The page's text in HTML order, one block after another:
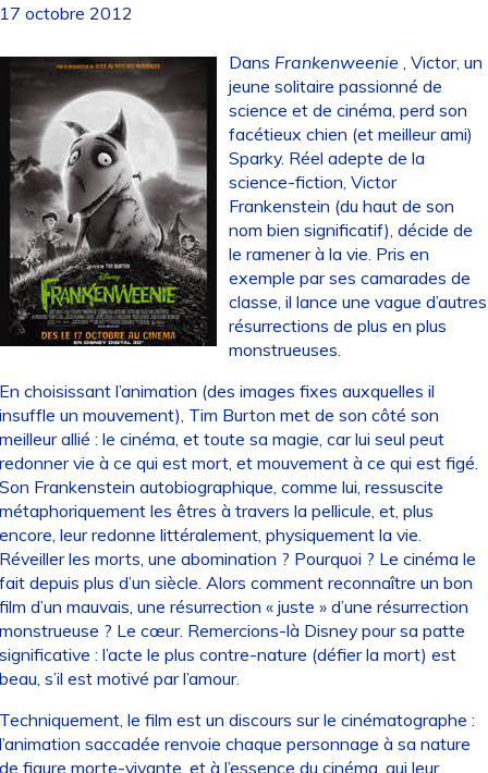
octobre 2012
Dans Frankenweenie , Victor, un
jeune solitaire passionné de
science et de cinéma, perd son
facétieux chien (et meilleur ami)
Sparky. Réel adepte de la
science-fiction, Victor
Frankenstein (du haut de son
nom bien significatif), décide de
le ramener à la vie. Pris en
exemple par ses camarades de
classe, il lance une vague d’autres
résurrections de plus en plus
monstrueuses.
choisissant l’animation (des images fixes auxquelles il
un mouvement), Tim Burton met de son côté son
allié : le cinéma, et toute sa magie, car lui seul peut
vie à ce qui est mort, et mouvement à ce qui est figé.
Frankenstein autobiographique, comme lui, ressuscite
les êtres à travers la pellicule, et, plus
leur redonne littéralement, physiquement la vie.
les morts, une abomination ? Pourquoi ? Le cinéma le
depuis plus d’un siècle. Alors comment reconnaître un bon
d’un mauvais, une résurrection « juste » d’une résurrection
? Le cœur. Remercions-là Disney pour sa patte
: l’acte le plus contre-nature (défier la mort) est
s’il est motivé par l’amour.
le film est un discours sur le cinématographe :
saccadée renvoie chaque personnage à sa nature
figure morte-vivante, et à l’essence du cinéma, qui leur